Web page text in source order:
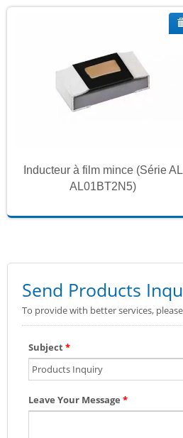
Inducteur à film mince (Série AL
AL01BT2N5)